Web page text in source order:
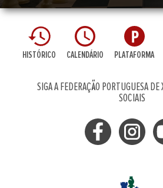
HISTÓRICO CALENDÁRIO PLATAFORMA
SIGA A FEDERAÇÃO PORTUGUESA DE
SOCIAIS